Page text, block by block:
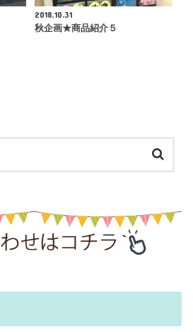
2018.10.31
秋企画★商品紹介５